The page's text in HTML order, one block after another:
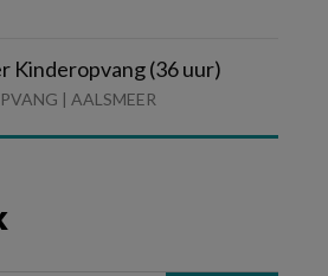
Kinderopvang (36 uur)
| AALSMEER